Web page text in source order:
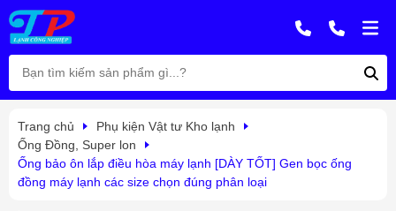
Trang chủ
Phụ kiện Vật tư Kho lạnh
Ống Đồng, Super lon
Ống bảo ôn lắp điều hòa máy lạnh [DÀY TỐT] Gen bọc ống
đồng máy lạnh các size chọn đúng phân loại